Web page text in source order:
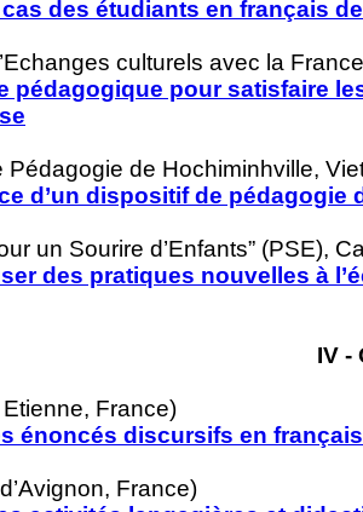
des étudiants en français
culturels avec la
pédagogique pour satisfaire
de Hochiminhville,
d’un dispositif de pédagogie
un Sourire d’Enfants” (PSE),
des pratiques nouvelles à
IV -
France)
énoncés discursifs en
France)